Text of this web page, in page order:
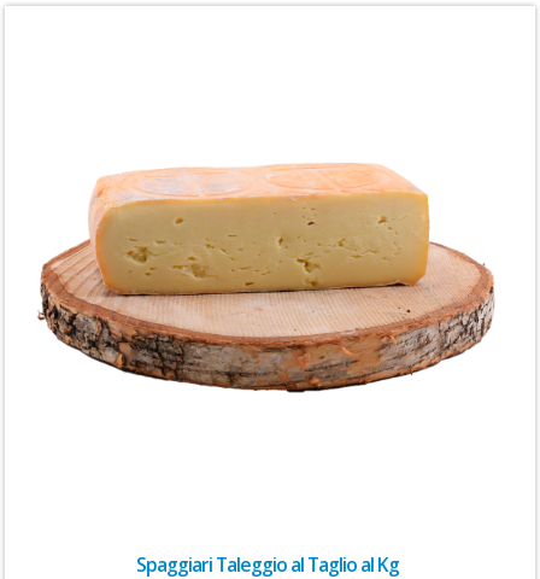
Spaggiari Taleggio al Taglio al Kg